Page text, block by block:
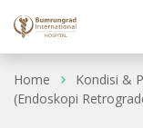
Home Kondisi &
(Endoskopi